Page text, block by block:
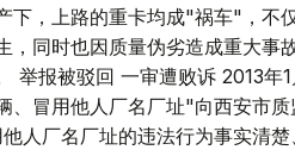
下，上路的重卡均成"祸车"，不
，同时也因质量伪劣造成重大事
举报被驳回 一审遭败诉 2013年
、冒用他人厂名厂址"向西安市
人厂名厂址的违法行为事实清